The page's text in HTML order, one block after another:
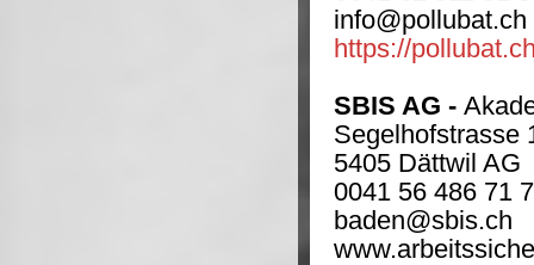
info@pollubat.ch
https://
SBIS AG -
Segelhofstrasse
5405 Dättwil AG
0041 56 486 71
baden@sbis.ch